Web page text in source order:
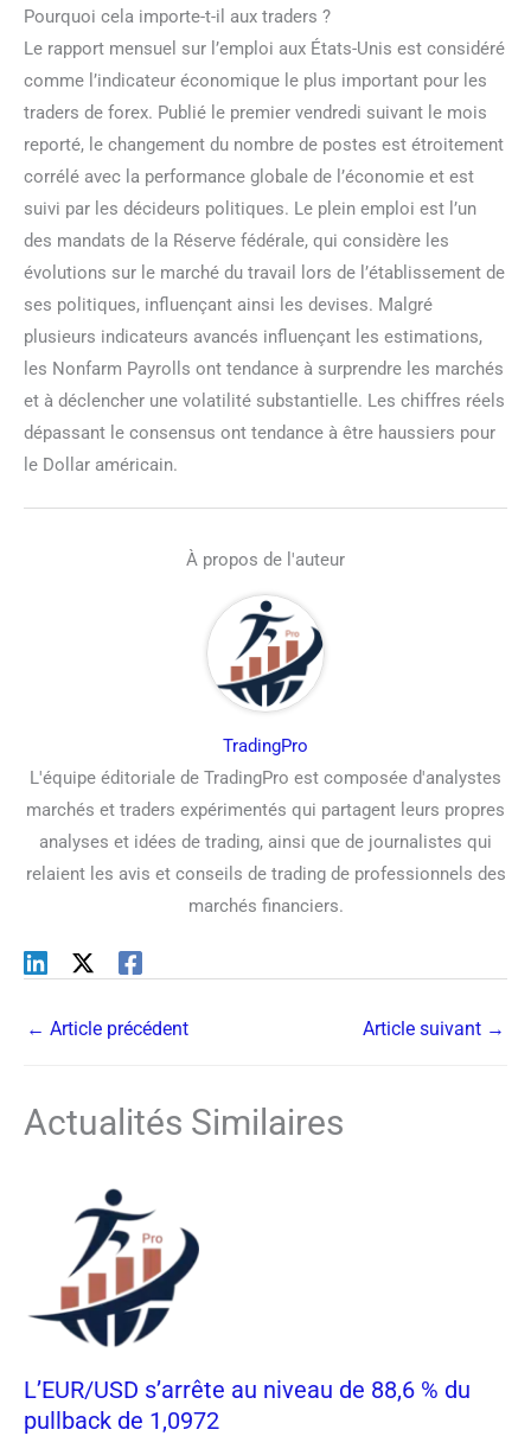
Pourquoi cela importe-t-il aux traders ?
Le rapport mensuel sur l’emploi aux États-Unis est considéré
comme l’indicateur économique le plus important pour les
traders de forex. Publié le premier vendredi suivant le mois
reporté, le changement du nombre de postes est étroitement
corrélé avec la performance globale de l’économie et est
suivi par les décideurs politiques. Le plein emploi est l’un
des mandats de la Réserve fédérale, qui considère les
évolutions sur le marché du travail lors de l’établissement de
ses politiques, influençant ainsi les devises. Malgré
plusieurs indicateurs avancés influençant les estimations,
les Nonfarm Payrolls ont tendance à surprendre les marchés
et à déclencher une volatilité substantielle. Les chiffres réels
dépassant le consensus ont tendance à être haussiers pour
le Dollar américain.
À propos de l'auteur
TradingPro
L'équipe éditoriale de TradingPro est composée d'analystes
marchés et traders expérimentés qui partagent leurs propres
analyses et idées de trading, ainsi que de journalistes qui
relaient les avis et conseils de trading de professionnels des
marchés financiers.
← Article précédent Article suivant →
Actualités Similaires
L’EUR/USD s’arrête au niveau de 88,6 % du
pullback de 1,0972